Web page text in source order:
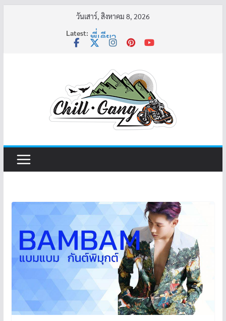
วันเสาร์, สิงหาคม 8, 2026
Latest: พี่เดียว
คุณยายบัวลอย
อ้วนแต่พยายาม 2
ครูเล่าผี มีอยู่ว่า 4